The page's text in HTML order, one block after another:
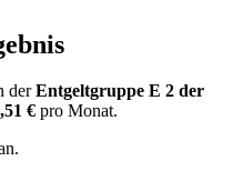
derEntgeltgruppe E 2 der
€ pro Monat.